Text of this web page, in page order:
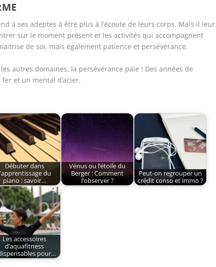
à ses adeptes à être plus à l’écoute de leurs corps. Mais il leur
sur le moment présent et les activités qui accompagnent
de soi, mais également patience et persévérance.
autres domaines, la persévérance paie ! Des années de
et un mental d’acier.
Débuter dans
du
piano : savoir…
Vénus ou l’étoile du
Berger : Comment
l’observer ?
Peut-on regrouper un
crédit conso et immo ?
Les accessoires
d’aquafitness
pour…